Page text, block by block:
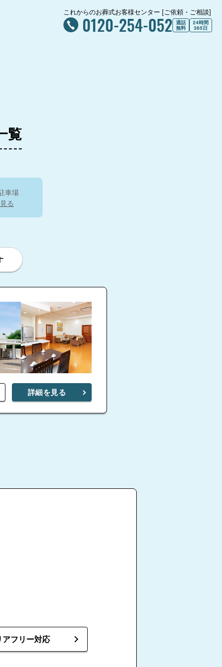
これからのお葬式お客様センター [ご依頼・ご相談]
0120-254-052 通話
無料
24時間
365日
覧
車場
る
詳細を見る
アフリー対応